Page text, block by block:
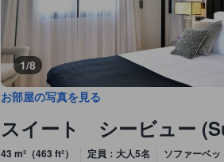
1/8
お部屋の写真を見る
スイート シービュー
43 m²（463 ft²） 定員：大人5名 ソファーベ